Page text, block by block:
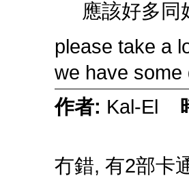
應該好多同
please take a
we have
作者: Kal-El
冇錯, 有2部卡